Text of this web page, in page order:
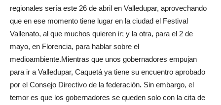
regionales sería este 26 de abril en Valledupar, aprovechando
que en ese momento tiene lugar en la ciudad el Festival
Vallenato, al que muchos quieren ir; y la otra, para el 2 de
mayo, en Florencia, para hablar sobre el
medioambiente.Mientras que unos gobernadores empujan
para ir a Valledupar, Caquetá ya tiene su encuentro aprobado
por el Consejo Directivo de la federación. Sin embargo, el
temor es que los gobernadores se queden solo con la cita de